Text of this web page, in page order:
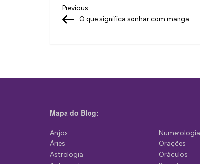
N
a
g
ç
o
d
Previous
Post
Previous
O que significa sonhar com manga
Mapa do Blog:
Anjos
Áries
Astrologia
Numerologia
Orações
Oráculos